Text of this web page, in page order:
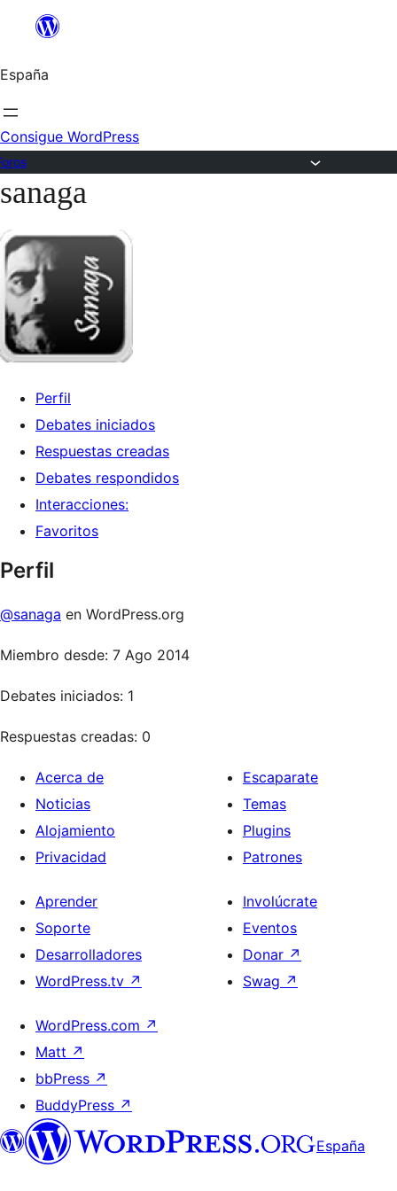
Saltar
contenido
España
Consigue WordPress
Saltar
contenido
sanaga
Perfil
Debates iniciados
Respuestas creadas
Debates respondidos
Interacciones:
Favoritos
Perfil
@sanaga en WordPress.org
Miembro desde: 7 Ago 2014
Debates iniciados: 1
Respuestas creadas: 0
Acerca de
Noticias
Alojamiento
Privacidad
Escaparate
Temas
Plugins
Patrones
Aprender
Soporte
Desarrolladores
WordPress.tv ↗
Involúcrate
Eventos
Donar ↗
Swag ↗
WordPress.com ↗
Matt ↗
bbPress ↗
BuddyPress ↗
España